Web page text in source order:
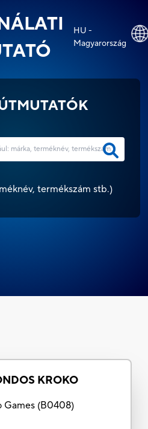
HU -
Magyarország
termékszám stb.)
KROKO
Games(B0408)